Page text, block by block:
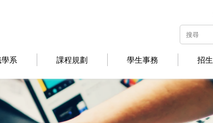
系 課程規劃 學生事務 招生